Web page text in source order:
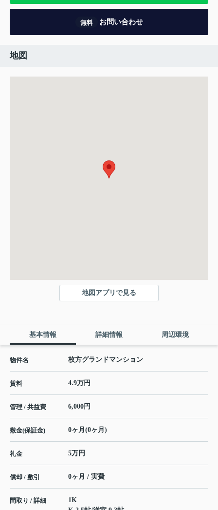
無料 お問い合わせ
地図
地図アプリで見る
基本情報 詳細情報 周辺環境
物件名 枚方グランドマンション
賃料 4.9万円
管理 / 共益費 6,000円
敷金(保証金) 0ヶ月(0ヶ月)
礼金 5万円
償却 / 敷引 0ヶ月 / 実費
間取り / 詳細
1K